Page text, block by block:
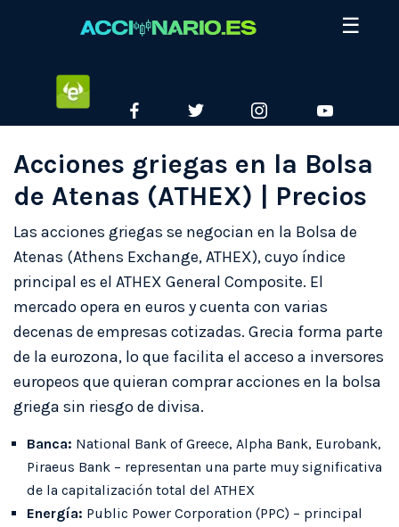
☰
Acciones griegas en la Bolsa
de Atenas (ATHEX) | Precios
Las acciones griegas se negocian en la Bolsa de
Atenas (Athens Exchange, ATHEX), cuyo índice
principal es el ATHEX General Composite. El
mercado opera en euros y cuenta con varias
decenas de empresas cotizadas. Grecia forma parte
de la eurozona, lo que facilita el acceso a inversores
europeos que quieran comprar acciones en la bolsa
griega sin riesgo de divisa.
Banca: National Bank of Greece, Alpha Bank, Eurobank,
Piraeus Bank – representan una parte muy significativa
de la capitalización total del ATHEX
Energía: Public Power Corporation (PPC) – principal